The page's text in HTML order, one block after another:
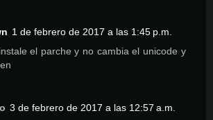
1 de febrero de 2017 a las 1:45 p.m.
el parche y no cambia el unicode y
3 de febrero de 2017 a las 12:57 a.m.